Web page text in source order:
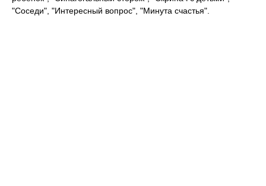
"Соседи", "Интересный вопрос", "Минута счастья".